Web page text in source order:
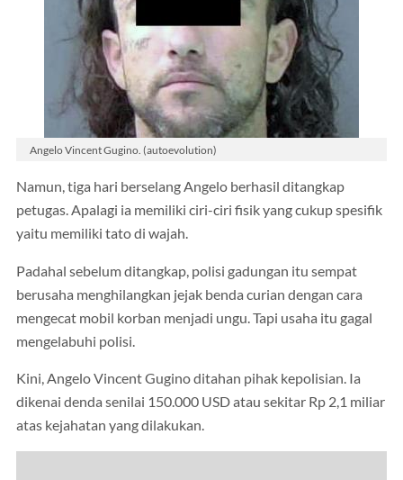
Angelo Vincent Gugino. (autoevolution)
Namun, tiga hari berselang Angelo berhasil ditangkap
petugas. Apalagi ia memiliki ciri-ciri fisik yang cukup spesifik
yaitu memiliki tato di wajah.
Padahal sebelum ditangkap, polisi gadungan itu sempat
berusaha menghilangkan jejak benda curian dengan cara
mengecat mobil korban menjadi ungu. Tapi usaha itu gagal
mengelabuhi polisi.
Kini, Angelo Vincent Gugino ditahan pihak kepolisian. Ia
dikenai denda senilai 150.000 USD atau sekitar Rp 2,1 miliar
atas kejahatan yang dilakukan.